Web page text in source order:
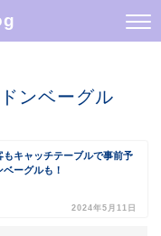
ンベーグル
もキャッチテーブルで事前予
ーグルも！
2024年5月11日